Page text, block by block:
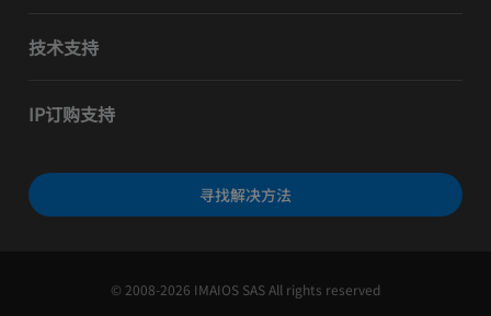
技术支持
IP订购支持
寻找解决方法
© 2008-2026 IMAIOS SAS All rights reserved